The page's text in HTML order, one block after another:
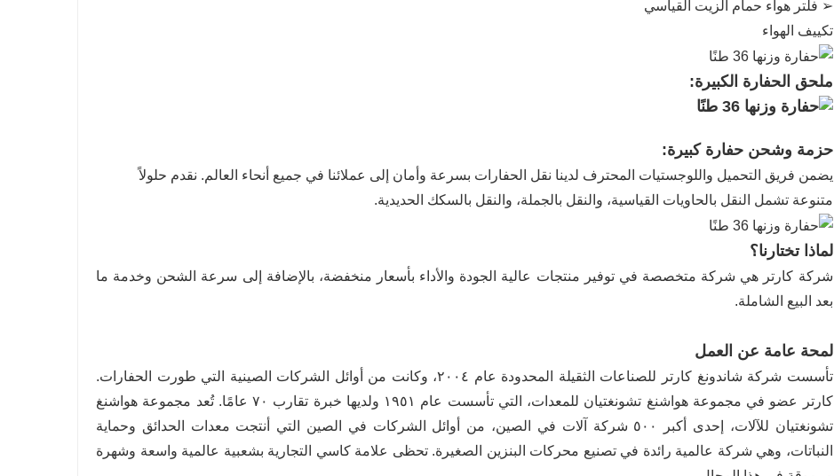
➢ فلتر هواء حمام الزيت القياسي
تكييف الهواء
ملحق الحفارة الكبيرة:
حزمة وشحن حفارة كبيرة:
يضمن فريق التحميل واللوجستيات المحترف لدينا نقل الحفارات بسرعة وأمان إلى عملائنا في جميع أنحاء العالم. نقدم حلولاً
متنوعة تشمل النقل بالحاويات القياسية، والنقل بالجملة، والنقل بالسكك الحديدية.
لماذا تختارنا؟
شركة كارتر هي شركة متخصصة في توفير منتجات عالية الجودة والأداء بأسعار منخفضة، بالإضافة إلى سرعة الشحن وخدمة ما
بعد البيع الشاملة.
لمحة عامة عن العمل
تأسست شركة شاندونغ كارتر للصناعات الثقيلة المحدودة عام ٢٠٠٤، وكانت من أوائل الشركات الصينية التي طورت الحفارات.
كارتر عضو في مجموعة هواشنغ تشونغتيان للمعدات، التي تأسست عام ١٩٥١ ولديها خبرة تقارب ٧٠ عامًا. تُعد مجموعة هواشنغ
تشونغتيان للآلات، إحدى أكبر ٥٠٠ شركة آلات في الصين، من أوائل الشركات في الصين التي أنتجت معدات الحدائق وحماية
النباتات، وهي شركة عالمية رائدة في تصنيع محركات البنزين الصغيرة. تحظى علامة كاسي التجارية بشعبية عالمية واسعة وشهرة